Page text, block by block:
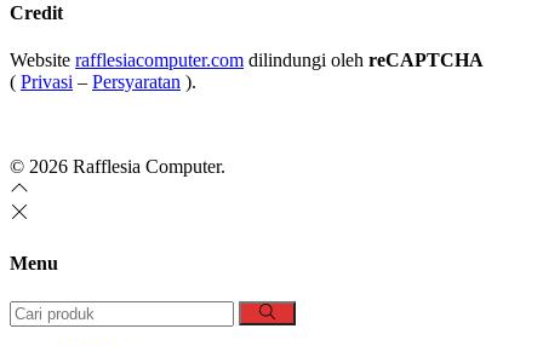
Credit
Website rafflesiacomputer.com dilindungi oleh reCAPTCHA
( Privasi – Persyaratan ).
© 2026 Rafflesia Computer.
Menu